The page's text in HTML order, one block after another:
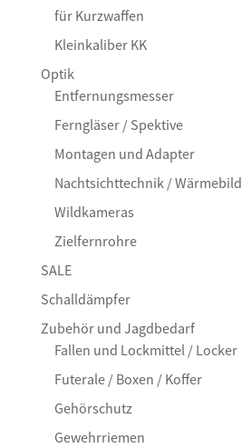
für Kurzwaffen
Kleinkaliber KK
Optik
Entfernungsmesser
Ferngläser / Spektive
Montagen und Adapter
Nachtsichttechnik / Wärmebild
Wildkameras
Zielfernrohre
SALE
Schalldämpfer
Zubehör und Jagdbedarf
Fallen und Lockmittel / Locker
Futerale / Boxen / Koffer
Gehörschutz
Gewehrriemen